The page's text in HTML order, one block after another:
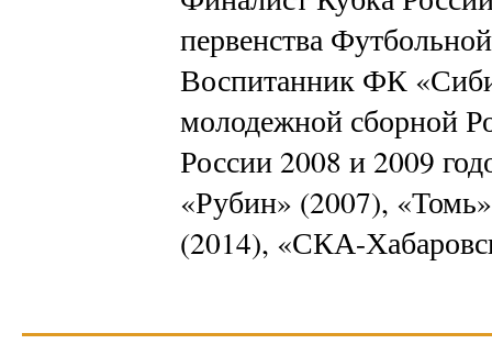
первенства
Воспитанник ФК
молодежной сборной
России 2008 и 2009
«Рубин» (2007),
(2014), «СКА-